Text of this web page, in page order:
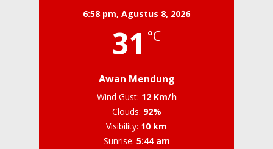
6:58 pm, Agustus 8, 2026
31 °C
Awan Mendung
Wind Gust: 12 Km/h
Clouds: 92%
Visibility: 10 km
Sunrise: 5:44 am